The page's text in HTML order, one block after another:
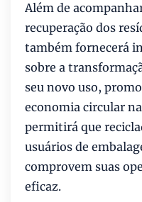
Além de
recuperação dos
também fornecerá
sobre a
seu novo uso,
economia circular
permitirá que
usuários de
comprovem suas
eficaz.